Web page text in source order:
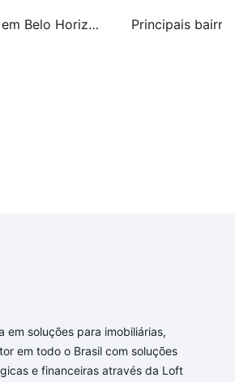
Principais bairros em Belo Horizonte, MG
em soluções para imobiliárias,
em todo o Brasil com soluções
e financeiras através da Loft